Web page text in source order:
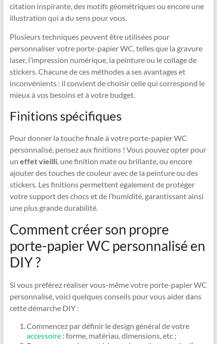
citation inspirante, des motifs géométriques ou encore une
illustration qui a du sens pour vous.
Plusieurs techniques peuvent être utilisées pour
personnaliser votre porte-papier WC, telles que la gravure
laser, l’impression numérique, la peinture ou le collage de
stickers. Chacune de ces méthodes a ses avantages et
inconvénients : il convient de choisir celle qui correspond le
mieux à vos besoins et à votre budget.
Finitions spécifiques
Pour donner la touche finale à votre porte-papier WC
personnalisé, pensez aux finitions ! Vous pouvez opter pour
un effet vieilli, une finition mate ou brillante, ou encore
ajouter des touches de couleur avec de la peinture ou des
stickers. Les finitions permettent également de protéger
votre support des chocs et de l’humidité, garantissant ainsi
une plus grande durabilité.
Comment créer son propre
porte-papier WC personnalisé en
DIY ?
Si vous préférez réaliser vous-même votre porte-papier WC
personnalisé, voici quelques conseils pour vous aider dans
cette démarche DIY :
Commencez par définir le design général de votre
accessoire: forme, matériau, dimensions, etc ;